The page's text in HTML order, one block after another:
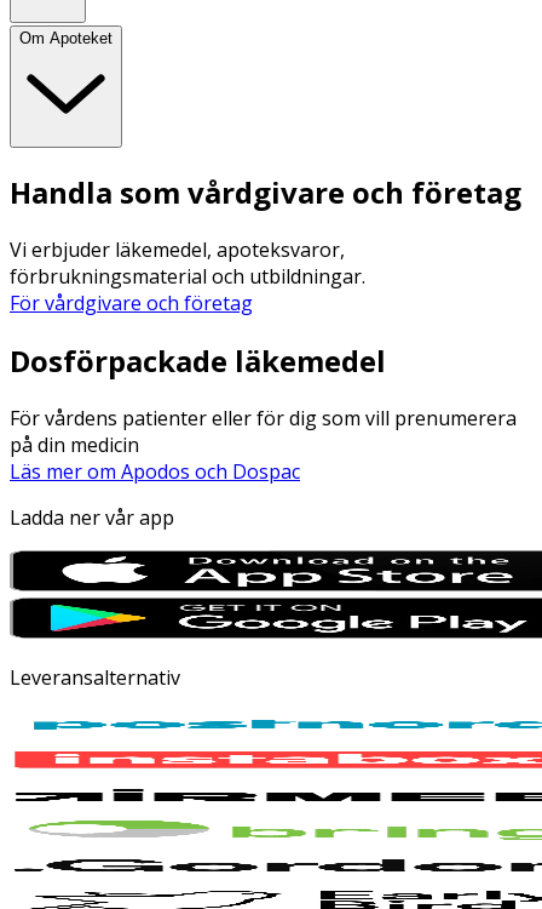
Om Apoteket
Handla som vårdgivare och företag
Vi erbjuder läkemedel, apoteksvaror,
förbrukningsmaterial och utbildningar.
För vårdgivare och företag
Dosförpackade läkemedel
För vårdens patienter eller för dig som vill prenumerera
på din medicin
Läs mer om Apodos och Dospac
Ladda ner vår app
Leveransalternativ